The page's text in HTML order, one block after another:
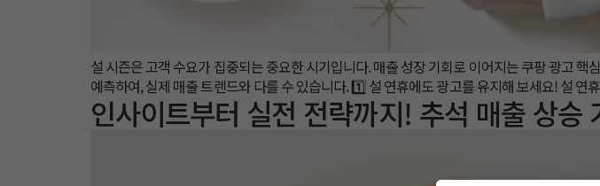
설 시즌은 고객 수요가 집중되는 중요한 시기입니다. 매출 성장 기회로 이어지는 쿠팡 광고
예측하여, 실제 매출 트렌드와 다를 수 있습니다.​ 1️⃣ 설 연휴에도 광고를 유지해 보세요! 설
인사이트부터 실전 전략까지! 추석 매출 상승